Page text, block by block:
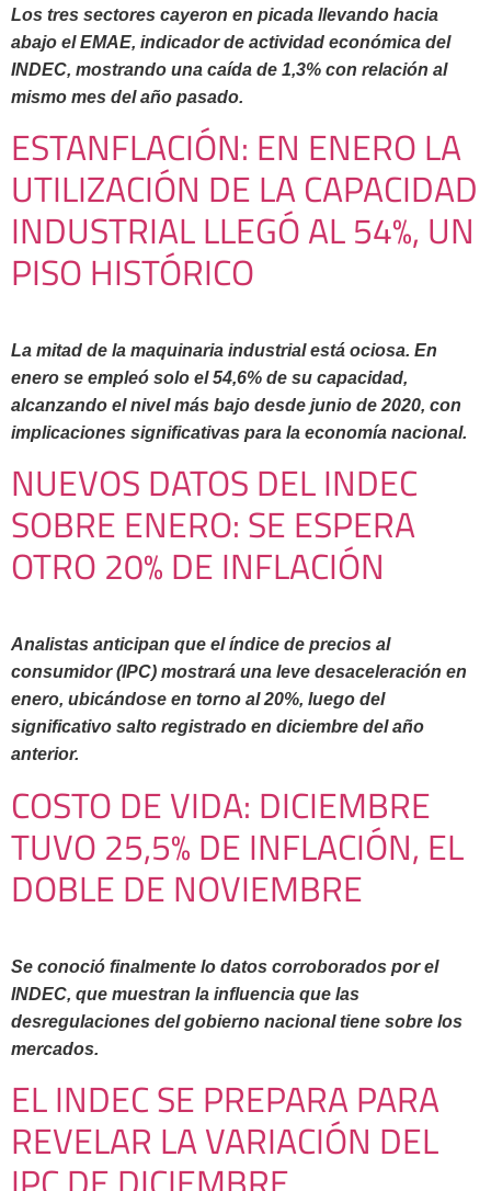
Los tres sectores cayeron en picada llevando hacia
abajo el EMAE, indicador de actividad económica del
INDEC, mostrando una caída de 1,3% con relación al
mismo mes del año pasado.
ESTANFLACIÓN: EN ENERO LA
UTILIZACIÓN DE LA CAPACIDAD
INDUSTRIAL LLEGÓ AL 54%, UN
PISO HISTÓRICO
La mitad de la maquinaria industrial está ociosa. En
enero se empleó solo el 54,6% de su capacidad,
alcanzando el nivel más bajo desde junio de 2020, con
implicaciones significativas para la economía nacional.
NUEVOS DATOS DEL INDEC
SOBRE ENERO: SE ESPERA
OTRO 20% DE INFLACIÓN
Analistas anticipan que el índice de precios al
consumidor (IPC) mostrará una leve desaceleración en
enero, ubicándose en torno al 20%, luego del
significativo salto registrado en diciembre del año
anterior.
COSTO DE VIDA: DICIEMBRE
TUVO 25,5% DE INFLACIÓN, EL
DOBLE DE NOVIEMBRE
Se conoció finalmente lo datos corroborados por el
INDEC, que muestran la influencia que las
desregulaciones del gobierno nacional tiene sobre los
mercados.
EL INDEC SE PREPARA PARA
REVELAR LA VARIACIÓN DEL